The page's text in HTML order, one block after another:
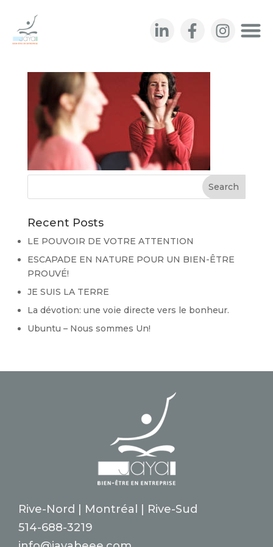
Annie_rire
Recent Posts
LE POUVOIR DE VOTRE ATTENTION
ESCAPADE EN NATURE POUR UN BIEN-ÊTRE
PROUVÉ!
JE SUIS LA TERRE
La dévotion: une voie directe vers le bonheur.
Ubuntu – Nous sommes Un!
Rive-Nord | Montréal | Rive-Sud
514-688-3219